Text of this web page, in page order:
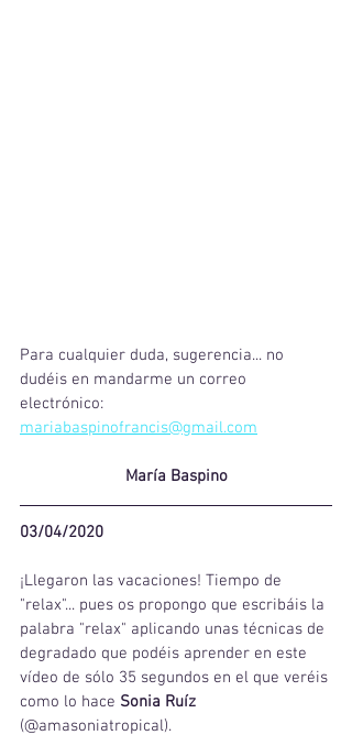
Para cualquier duda, sugerencia... no
dudéis en mandarme un correo
electrónico:
mariabaspinofrancis@gmail.com
María Baspino
03/04/2020
¡Llegaron las vacaciones! Tiempo de
"relax"... pues os propongo que escribáis la
palabra "relax" aplicando unas técnicas de
degradado que podéis aprender en este
vídeo de sólo 35 segundos en el que veréis
como lo hace Sonia Ruíz
(@amasoniatropical).